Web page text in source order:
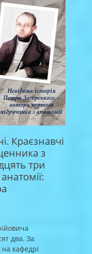
Краєзнавчі
з
три
два. За
кафедрі